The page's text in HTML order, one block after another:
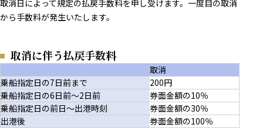
取消日によって規定の払戻手数料を申し受けます。一度目の取消
から手数料が発生いたします。
取消に伴う払戻手数料
取消
乗船指定日の7日前まで
200円
乗船指定日の6日前～2日前
券面金額の10％
乗船指定日の前日～出港時刻
券面金額の30％
出港後
券面金額の100％